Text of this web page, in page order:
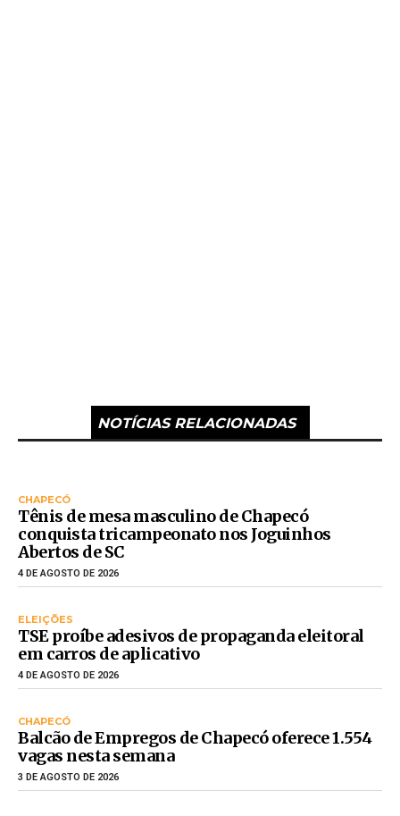
NOTÍCIAS RELACIONADAS
CHAPECÓ
Tênis de mesa masculino de Chapecó
conquista tricampeonato nos Joguinhos
Abertos de SC
4 DE AGOSTO DE 2026
ELEIÇÕES
TSE proíbe adesivos de propaganda eleitoral
em carros de aplicativo
4 DE AGOSTO DE 2026
CHAPECÓ
Balcão de Empregos de Chapecó oferece 1.554
vagas nesta semana
3 DE AGOSTO DE 2026